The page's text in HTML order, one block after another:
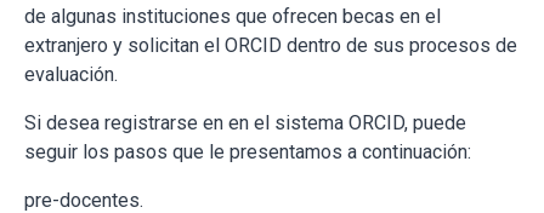
de algunas instituciones que ofrecen becas en el
extranjero y solicitan el ORCID dentro de sus procesos de
evaluación.
Si desea registrarse en en el sistema ORCID, puede
seguir los pasos que le presentamos a continuación:
pre-docentes.